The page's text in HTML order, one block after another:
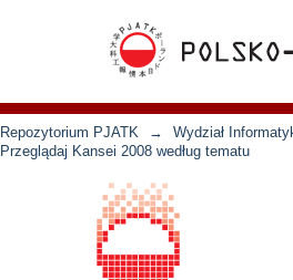
Repozytorium PJATK →
Wydział
Przeglądaj Kansei 2008 według tematu